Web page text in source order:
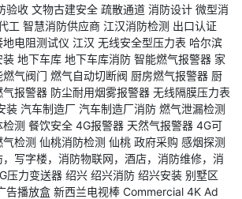
验收 文物古建安全 疏散通道 消防设计 微型消
工 智慧消防供应商 江汉消防检测 出口认证
地电阻测试仪 江汉 无线安全型压力表 哈尔滨
装 地下车库 地下车库消防 智能燃气报警器 家
燃气阀门 燃气自动切断阀 厨房燃气报警器 厨
气报警器 防尘耐用烟雾报警器 无线隔膜压力表
装 汽车制造厂 汽车制造厂消防 燃气泄漏检测
检测 餐饮安全 4G报警器 天然气报警器 4G可
气检测 仙桃消防检测 仙桃 政府采购 感烟探测
写字楼，消防物联网，酒店，消防维修，消
压力变送器 绍兴 绍兴消防 绍兴安装 别墅区
告播放盒 新西兰电视棒 Commercial 4K Ad